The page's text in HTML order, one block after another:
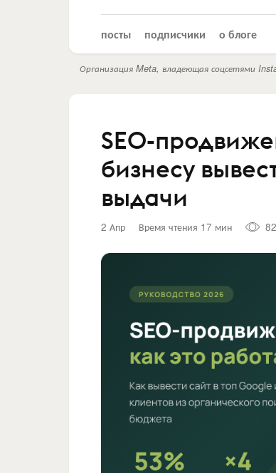
посты подписчики о блоге
Организация Meta, владеющая соцсетями
SEO-
бизнесу
выдачи
2 Апр Время чтения 17 мин